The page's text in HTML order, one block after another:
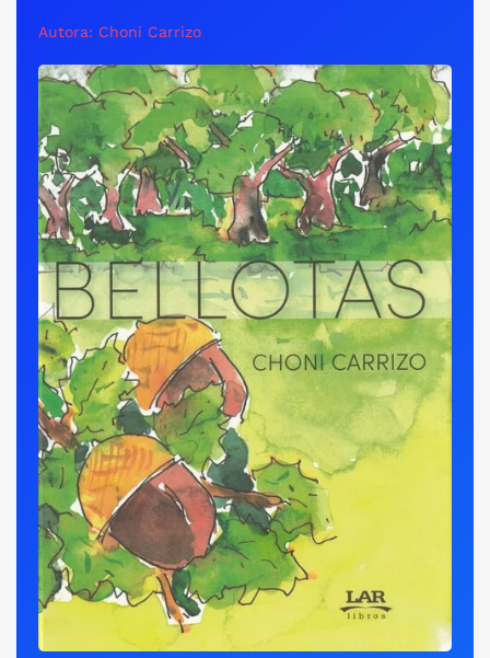
Autora: Choni Carrizo